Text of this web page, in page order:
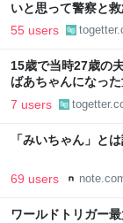
いと思って警察と
女性に「あなた何
55 users
15歳で当時27歳の
ばあちゃんになっ
いのでは？
7 users
「みいちゃん」と
69 users
ワールドトリガー